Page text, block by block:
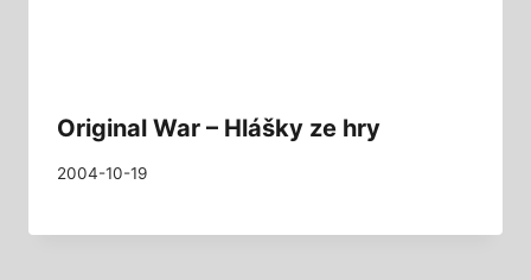
Original War – Hlášky ze hry
2004-10-19